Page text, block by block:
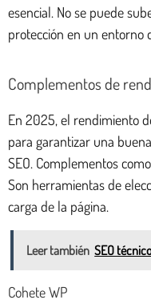
esencial. No se puede
protección en un entorno
Complementos de
En 2025, el rendimiento
para garantizar una
SEO. Complementos como
Son herramientas de
carga de la página.
Leer también SEO
Cohete WP